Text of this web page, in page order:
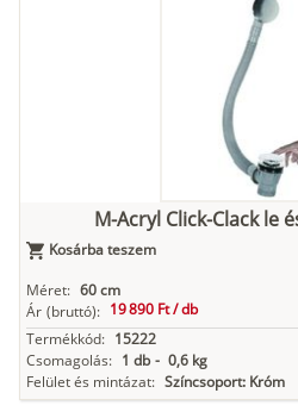
M-Acryl Click-Clack le
Kosárba teszem
Méret: 60 cm
Ár (bruttó): 19 890 Ft /db
Termékkód: 15222
Csomagolás: 1 db - 0,6 kg
Felület és mintázat: Színcsoport: Króm